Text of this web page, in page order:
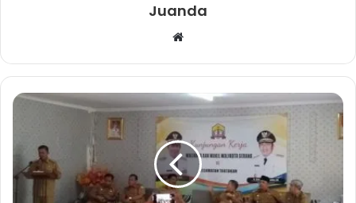
Juanda
b
s
i
e